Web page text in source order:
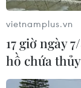
Theo dõi
vietnamplus.vn
17 giờ ngày
hồ chứa